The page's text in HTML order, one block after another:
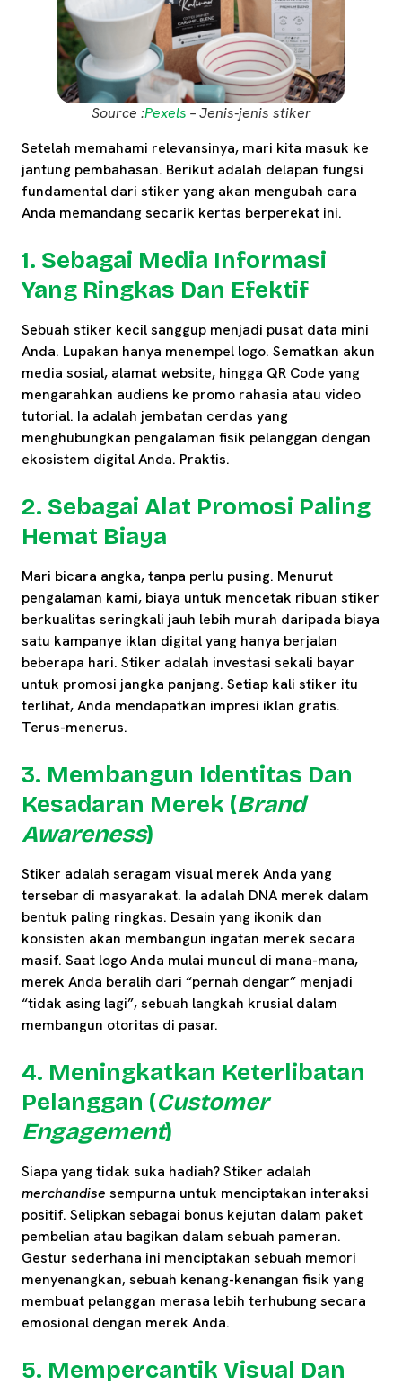
Source :Pexels – Jenis-jenis stiker
Setelah memahami relevansinya, mari kita masuk ke
jantung pembahasan. Berikut adalah delapan fungsi
fundamental dari stiker yang akan mengubah cara
Anda memandang secarik kertas berperekat ini.
1. Sebagai Media Informasi
Yang Ringkas Dan Efektif
Sebuah stiker kecil sanggup menjadi pusat data mini
Anda. Lupakan hanya menempel logo. Sematkan akun
media sosial, alamat website, hingga QR Code yang
mengarahkan audiens ke promo rahasia atau video
tutorial. Ia adalah jembatan cerdas yang
menghubungkan pengalaman fisik pelanggan dengan
ekosistem digital Anda. Praktis.
2. Sebagai Alat Promosi Paling
Hemat Biaya
Mari bicara angka, tanpa perlu pusing. Menurut
pengalaman kami, biaya untuk mencetak ribuan stiker
berkualitas seringkali jauh lebih murah daripada biaya
satu kampanye iklan digital yang hanya berjalan
beberapa hari. Stiker adalah investasi sekali bayar
untuk promosi jangka panjang. Setiap kali stiker itu
terlihat, Anda mendapatkan impresi iklan gratis.
Terus-menerus.
3. Membangun Identitas Dan
Kesadaran Merek (Brand
Awareness)
Stiker adalah seragam visual merek Anda yang
tersebar di masyarakat. Ia adalah DNA merek dalam
bentuk paling ringkas. Desain yang ikonik dan
konsisten akan membangun ingatan merek secara
masif. Saat logo Anda mulai muncul di mana-mana,
merek Anda beralih dari “pernah dengar” menjadi
“tidak asing lagi”, sebuah langkah krusial dalam
membangun otoritas di pasar.
4. Meningkatkan Keterlibatan
Pelanggan (Customer
Engagement)
Siapa yang tidak suka hadiah? Stiker adalah
merchandise sempurna untuk menciptakan interaksi
positif. Selipkan sebagai bonus kejutan dalam paket
pembelian atau bagikan dalam sebuah pameran.
Gestur sederhana ini menciptakan sebuah memori
menyenangkan, sebuah kenang-kenangan fisik yang
membuat pelanggan merasa lebih terhubung secara
emosional dengan merek Anda.
5. Mempercantik Visual Dan